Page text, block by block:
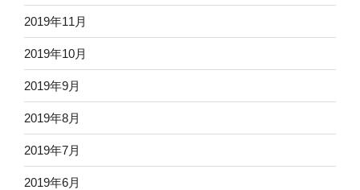
2019年11月
2019年10月
2019年9月
2019年8月
2019年7月
2019年6月